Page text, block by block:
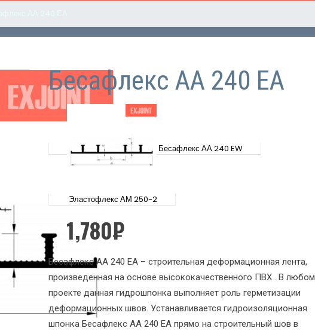
Бесафлекс АА 240 ЕА
Бесафлекс АА 240 EW
Эластофлекс АМ 250-2
1,780₽
Бесафлекс АА 240 ЕА – строительная деформационная лента,
произведенная на основе высококачественного ПВХ . В любом
проекте данная гидрошпонка выполняет роль герметизации
деформационных швов. Устанавливается гидроизоляционная
шпонка Бесафлекс АА 240 ЕА прямо на строительный шов в